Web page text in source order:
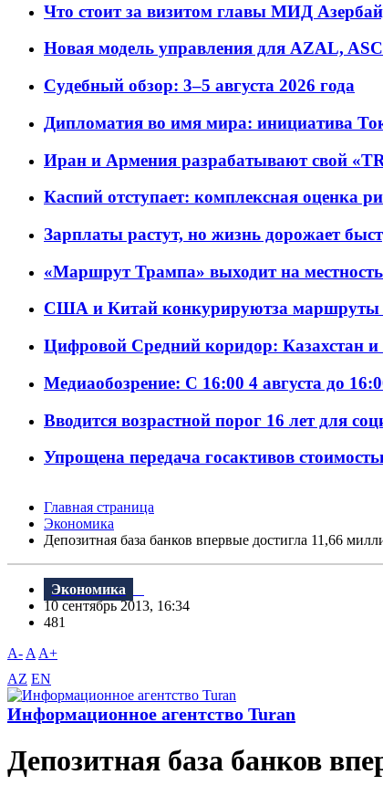
Что стоит за визитом главы МИД
Новая модель управления для AZAL,
Судебный обзор: 3–5 августа 2026 года
Дипломатия во имя мира: инициатива
Иран и Армения разрабатывают свой
Каспий отступает: комплексная оценка
Зарплаты растут, но жизнь дорожает
«Маршрут Трампа» выходит на
США и Китай конкурируютза
Цифровой Средний коридор: Казахстан
Медиаобозрение: С 16:00 4 августа до
Вводится возрастной порог 16 лет для
Упрощена передача госактивов
Главная страница
Экономика
Депозитная база банков впервые достигла 11,66
Экономика
10 сентябрь 2013, 16:34
481
A- A A+
AZ EN
Информационное агентство Turan
Депозитная база банков